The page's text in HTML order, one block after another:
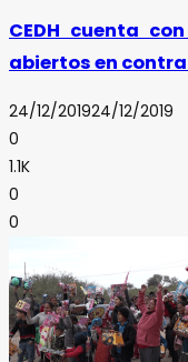
CEDH cuenta
abiertos en
24/12/201924/12/2019
0
1.1K
0
0